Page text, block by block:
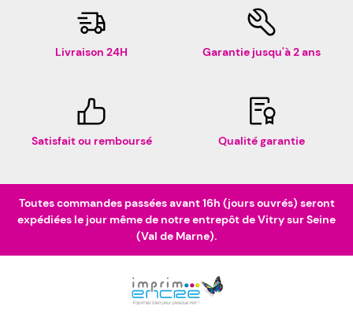
Livraison 24H Garantie jusqu'à 2 ans
Satisfait ou remboursé Qualité garantie
Toutes commandes passées avant 16h (jours ouvrés) seront
expédiées le jour même de notre entrepôt de Vitry sur Seine
(Val de Marne).